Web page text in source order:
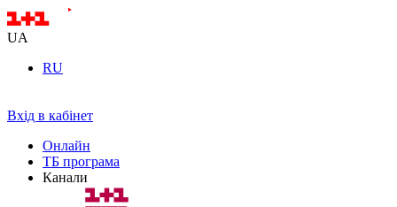
UA
RU
Вхід в кабінет
Онлайн
ТБ програма
Канали